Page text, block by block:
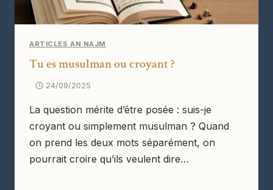
ARTICLES AN NAJM
Tu es musulman ou croyant ?
24/09/2025
La question mérite d’être posée : suis-je
croyant ou simplement musulman ? Quand
on prend les deux mots séparément, on
pourrait croire qu’ils veulent dire…